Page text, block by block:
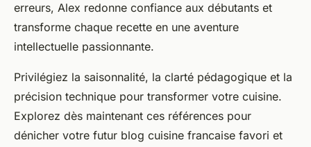
erreurs, Alex redonne confiance aux débutants et
transforme chaque recette en une aventure
intellectuelle passionnante.
Privilégiez la saisonnalité, la clarté pédagogique et la
précision technique pour transformer votre cuisine.
Explorez dès maintenant ces références pour
dénicher votre futur blog cuisine francaise favori et